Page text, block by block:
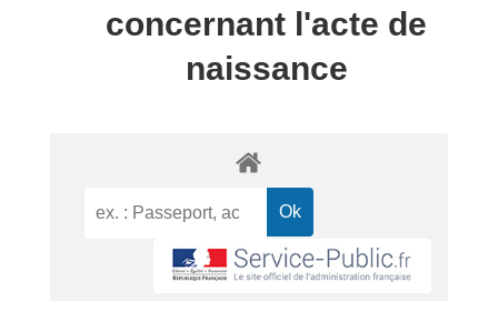
concernant l'acte de
naissance